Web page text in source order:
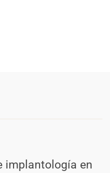
implantología en